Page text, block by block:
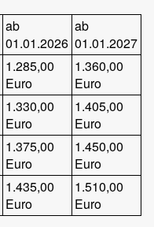
ab
01.01.2026
ab
01.01.2027
1.285,00
Euro
1.360,00
Euro
1.330,00
Euro
1.405,00
Euro
1.375,00
Euro
1.450,00
Euro
1.435,00
Euro
1.510,00
Euro